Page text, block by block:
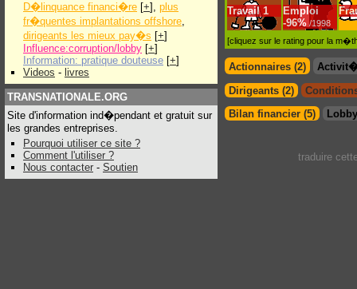
D�linquance financi�re [+], plus
fr�quentes implantations offshore,
dirigeants les mieux pay�s [+]
Influence:corruption/lobby [+]
Information: pratique douteuse [+]
Videos - livres
TRANSNATIONALE.ORG
Site d'information ind�pendant et gratuit sur
les grandes entreprises.
Pourquoi utiliser ce site ?
Comment l'utiliser ?
Nous contacter - Soutien
Travail 1
Emploi
-96% /1998
[cliquez sur le rating pour la
Actionnaires (2)
Dirigeants (2)
Bilan financier (5)
traduire